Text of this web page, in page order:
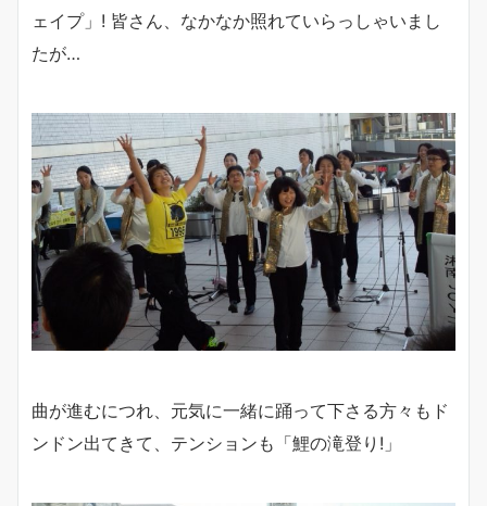
ェイプ」! 皆さん、なかなか照れていらっしゃいまし
たが…
曲が進むにつれ、元気に一緒に踊って下さる方々もド
ンドン出てきて、テンションも「鯉の滝登り!」